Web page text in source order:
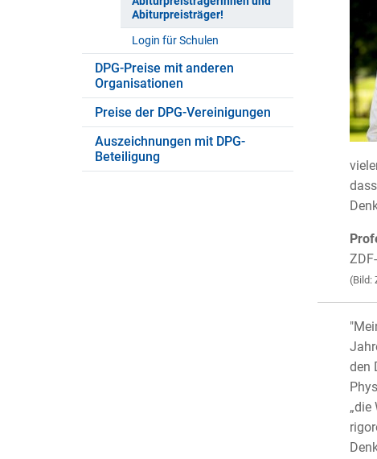
Abiturpreisträger!
Login für Schulen
DPG-Preise mit anderen
Organisationen
Preise der DPG-Vereinigungen
Auszeichnungen mit DPG-
Beteiligung
(Bild:
den
„die